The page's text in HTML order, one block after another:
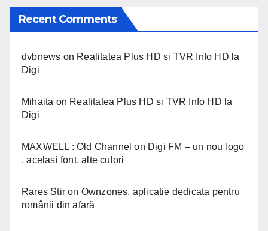
Recent Comments
dvbnews on Realitatea Plus HD si TVR Info HD la
Digi
Mihaita on Realitatea Plus HD si TVR Info HD la
Digi
MAXWELL : Old Channel on Digi FM – un nou logo
, acelasi font, alte culori
Rares Stir on Ownzones, aplicatie dedicata pentru
românii din afară